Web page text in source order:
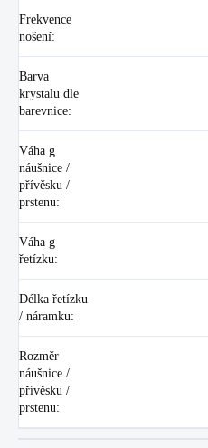
Frekvence
nošení:
Barva
krystalu dle
barevnice:
Váha g
náušnice /
přívěsku /
prstenu:
Váha g
řetízku:
Délka řetízku
/ náramku:
Rozměr
náušnice /
přívěsku /
prstenu: